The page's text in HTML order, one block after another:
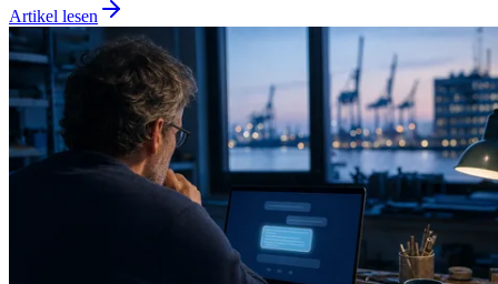
Artikel lesen